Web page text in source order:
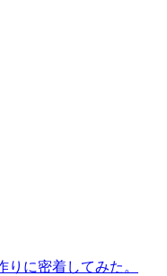
に密着してみた。